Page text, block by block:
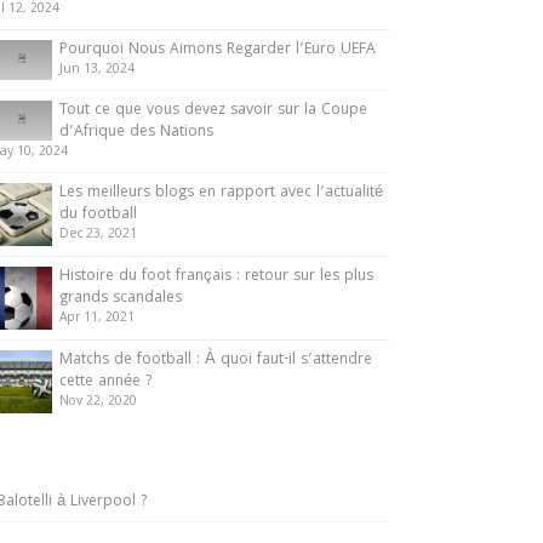
12, 2024
Pourquoi Nous Aimons Regarder l’Euro UEFA
Jun 13, 2024
Tout ce que vous devez savoir sur la Coupe
d’Afrique des Nations
10, 2024
Les meilleurs blogs en rapport avec l’actualité
du football
Dec 23, 2021
Histoire du foot français : retour sur les plus
grands scandales
Apr 11, 2021
Matchs de football : À quoi faut-il s’attendre
cette année ?
Nov 22, 2020
à Liverpool ?